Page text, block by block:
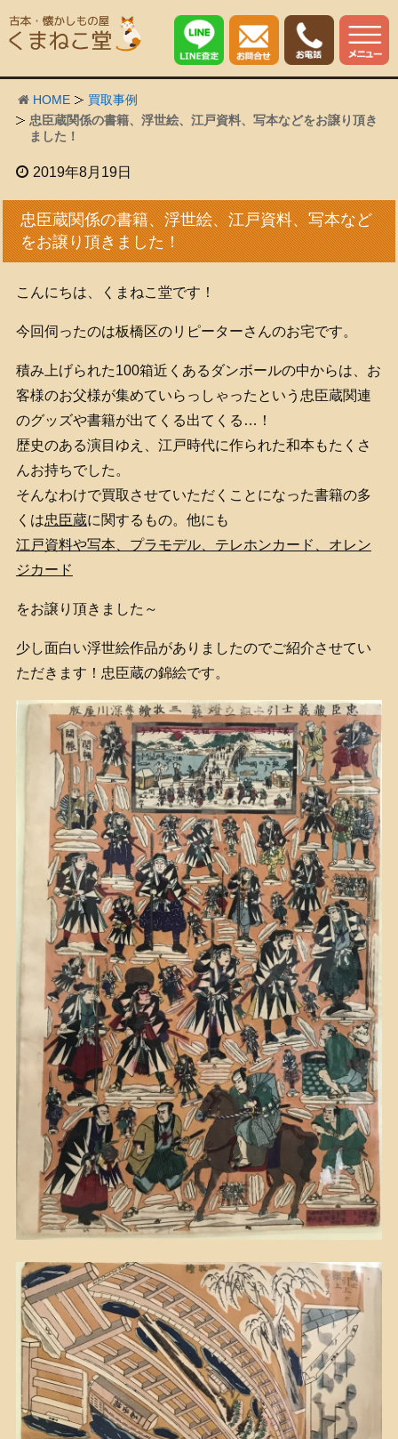
HOME
買取事例
忠臣蔵関係の書籍、浮世絵、江戸資料、写本などをお譲り頂き
ました！
2019年8月19日
忠臣蔵関係の書籍、浮世絵、江戸資料、写本など
をお譲り頂きました！
こんにちは、くまねこ堂です！
今回伺ったのは板橋区のリピーターさんのお宅です。
積み上げられた100箱近くあるダンボールの中からは、お
客様のお父様が集めていらっしゃったという忠臣蔵関連
のグッズや書籍が出てくる出てくる…！
歴史のある演目ゆえ、江戸時代に作られた和本もたくさ
んお持ちでした。
そんなわけで買取させていただくことになった書籍の多
くは忠臣蔵に関するもの。他にも
江戸資料や写本、プラモデル、テレホンカード、オレン
ジカード
をお譲り頂きました～
少し面白い浮世絵作品がありましたのでご紹介させてい
ただきます！忠臣蔵の錦絵です。